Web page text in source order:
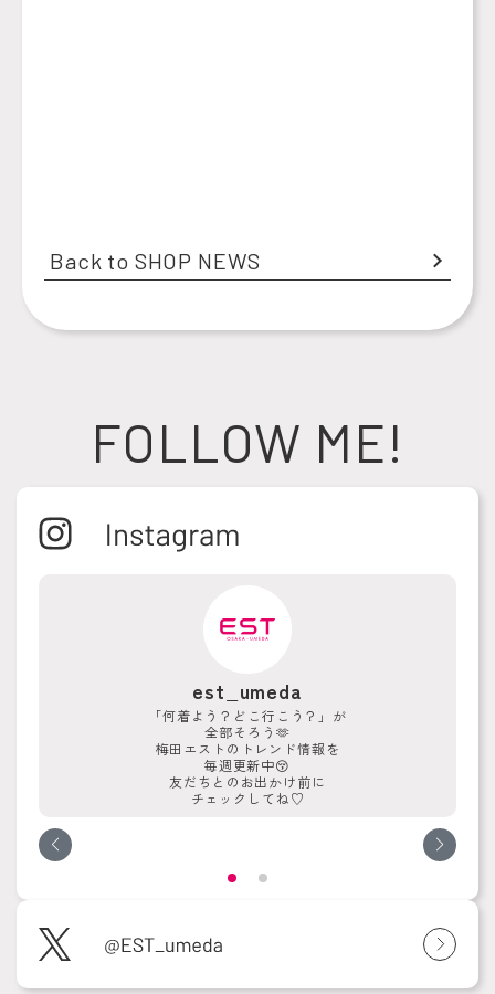
Back to SHOP NEWS
FOLLOW ME!
est_umeda
「何着よう？どこ行こう？」が
全部そろう🫶
梅田エストのトレンド情報を
毎週更新中😚
友だちとのお出かけ前に
チェックしてね♡